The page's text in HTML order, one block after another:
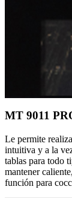
MT 9011
Le permite
intuitiva y a la
tablas para todo
mantener
función para